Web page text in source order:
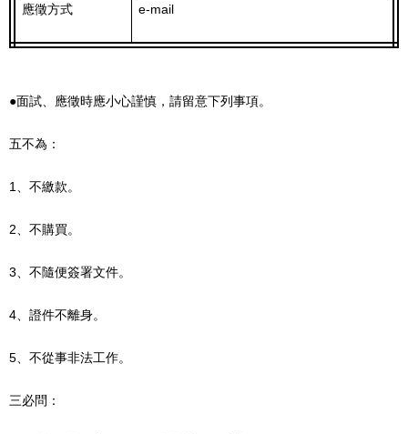
應徵方式 e-mail
●面試、應徵時應小心謹慎，請留意下列事項。
五不為：
1、不繳款。
2、不購買。
3、不隨便簽署文件。
4、證件不離身。
5、不從事非法工作。
三必問：